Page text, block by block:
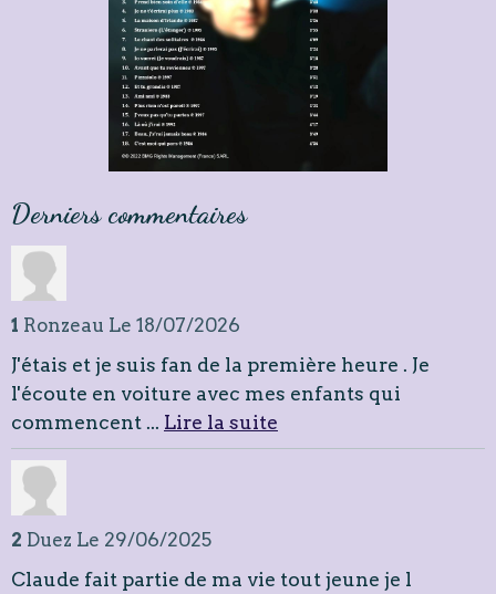
Derniers commentaires
1 Ronzeau Le 18/07/2026
J'étais et je suis fan de la première heure . Je
l'écoute en voiture avec mes enfants qui
commencent ... Lire la suite
2 Duez Le 29/06/2025
Claude fait partie de ma vie tout jeune je l